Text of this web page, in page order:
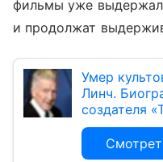
фильмы уже
и продолжат
Умер
Линч.
создателя